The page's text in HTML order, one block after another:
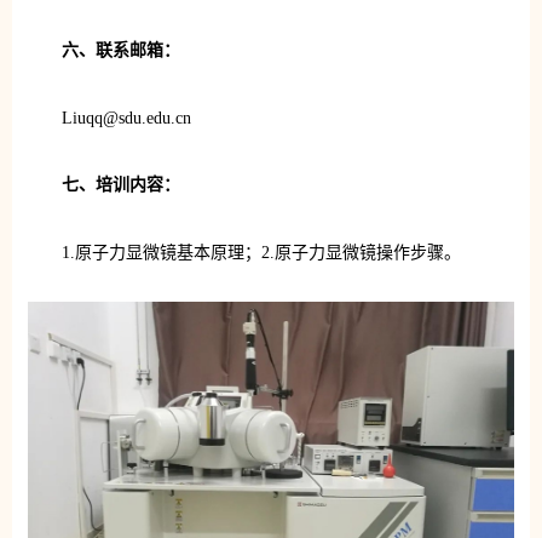
六、联系邮箱：
Liuqq@sdu.edu.cn
七、培训内容：
1.原子力显微镜基本原理；2.原子力显微镜操作步骤。